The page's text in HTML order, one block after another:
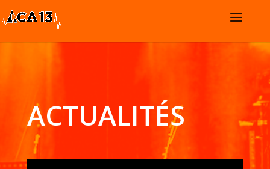
ACTUALITÉS